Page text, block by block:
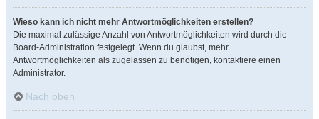
Wieso kann ich nicht mehr Antwortmöglichkeiten erstellen?
Die maximal zulässige Anzahl von Antwortmöglichkeiten wird durch die
Board-Administration festgelegt. Wenn du glaubst, mehr
Antwortmöglichkeiten als zugelassen zu benötigen, kontaktiere einen
Administrator.
Nach oben